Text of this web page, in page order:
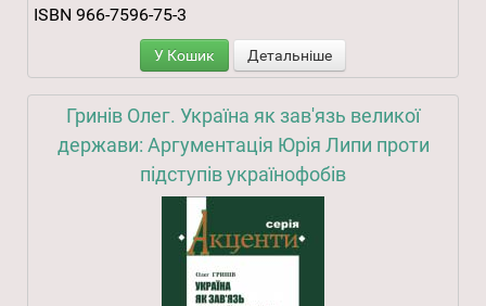
ISBN 966-7596-75-3
У Кошик Детальніше
Гринів Олег. Україна як зав'язь великої
держави: Аргументація Юрія Липи проти
підступів українофобів